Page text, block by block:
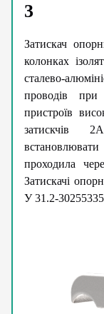
3
Затискач
колонках
сталево-
проводів при
пристроїв
затискчів
проходила
Затискачі
У 31.2-